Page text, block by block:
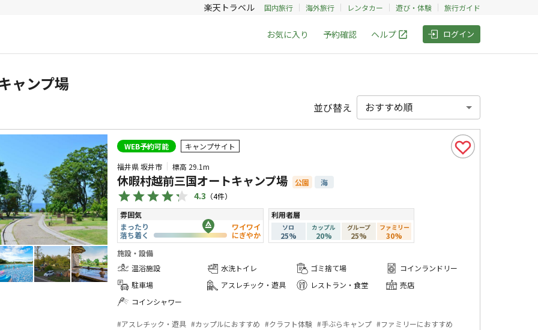
楽天トラベル 国内旅行 海外旅行 レンタカー 遊び・体験 旅行ガイド
お気に入り 予約確認 ヘルプ ログイン
ャンプ場
並び替え
WEB予約可能
キャンプサイト
福井県 坂井市
標高 29.1m
休暇村越前三国オートキャンプ場 公園 海
4.3 （4件）
雰囲気
まったり
落ち着く
ワイワイ
にぎやか
利用者層
ソロ
25%
カップル
20%
グループ
25%
ファミリー
30%
施設・設備
温浴施設
水洗トイレ ゴミ捨て場
コインランドリー
駐車場
アスレチック・遊具 レストラン・食堂
売店
コインシャワー
#アスレチック・遊具 #カップルにおすすめ #クラフト体験 #手ぶらキャンプ #ファミリーにおすすめ